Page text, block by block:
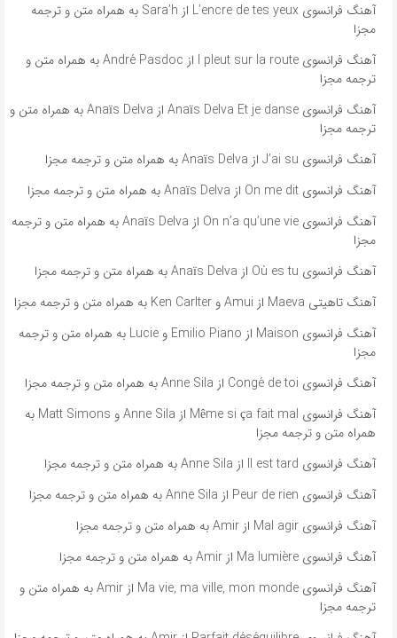
آهنگ فرانسوی L’encre de tes yeux از Sara’h به همراه متن و ترجمه
مجزا
آهنگ فرانسوی l pleut sur la route از André Pasdoc به همراه متن و
ترجمه مجزا
آهنگ فرانسوی Anaïs Delva Et je danse از Anaïs Delva به همراه متن و
ترجمه مجزا
آهنگ فرانسوی J’ai su از Anaïs Delva به همراه متن و ترجمه مجزا
آهنگ فرانسوی On me dit از Anaïs Delva به همراه متن و ترجمه مجزا
آهنگ فرانسوی On n’a qu’une vie از Anaïs Delva به همراه متن و ترجمه
مجزا
آهنگ فرانسوی Où es tu از Anaïs Delva به همراه متن و ترجمه مجزا
آهنگ تاهیتی Maeva از Amui و Ken Carlter به همراه متن و ترجمه مجزا
آهنگ فرانسوی Maison از Emilio Piano و Lucie به همراه متن و ترجمه
مجزا
آهنگ فرانسوی Congé de toi از Anne Sila به همراه متن و ترجمه مجزا
آهنگ فرانسوی Même si ça fait mal از Anne Sila و Matt Simons به
همراه متن و ترجمه مجزا
آهنگ فرانسوی Il est tard از Anne Sila به همراه متن و ترجمه مجزا
آهنگ فرانسوی Peur de rien از Anne Sila به همراه متن و ترجمه مجزا
آهنگ فرانسوی Mal agir از Amir به همراه متن و ترجمه مجزا
آهنگ فرانسوی Ma lumière از Amir به همراه متن و ترجمه مجزا
آهنگ فرانسوی Ma vie, ma ville, mon monde از Amir به همراه متن و
ترجمه مجزا